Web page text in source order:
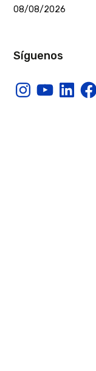
08/08/2026
Síguenos
InstagramYouTubeLinkedIn